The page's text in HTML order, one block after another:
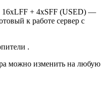
16xLFF + 4xSFF (USED) —
к работе сервер с
.
можно изменить на любую